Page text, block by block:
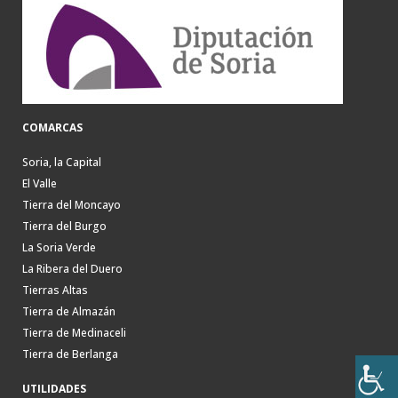
COMARCAS
Soria, la Capital
El Valle
Tierra del Moncayo
Tierra del Burgo
La Soria Verde
La Ribera del Duero
Tierras Altas
Tierra de Almazán
Tierra de Medinaceli
Tierra de Berlanga
UTILIDADES